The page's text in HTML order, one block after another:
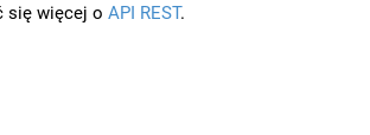
się więcej o API REST.